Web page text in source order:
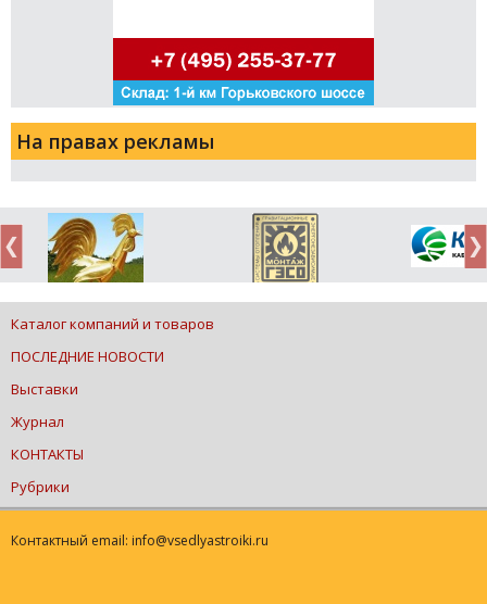
На правах рекламы
Каталог компаний и товаров
ПОСЛЕДНИЕ НОВОСТИ
Выставки
Журнал
КОНТАКТЫ
Рубрики
Контактный email: info@vsedlyastroiki.ru